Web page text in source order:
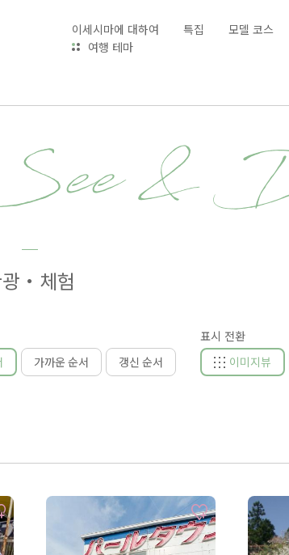
이세시마에 대하여 특집 모델 코스
여행 테마
&
・체험
가까운 순서 갱신 순서
표시 전환
이미지뷰